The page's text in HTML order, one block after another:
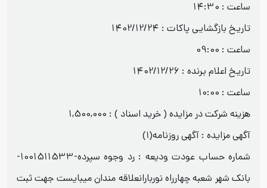
ساعت : 14:30
تاریخ بازگشایی پاکات : 1402/12/24
ساعت : 09:00
تاریخ اعلام برنده : 1402/12/26
ساعت : 10:00
هزینه شرکت در مزایده ( خرید اسناد ) : 1,500,000
آگهی مزایده : آگهی روزنامه(١)
شماره حساب عودت ودیعه : رد وجوه سپرده-1001511533-
بانک شهر شعبه چهارراه نوربارانعلاقه مندان میبایست جهت ثبت